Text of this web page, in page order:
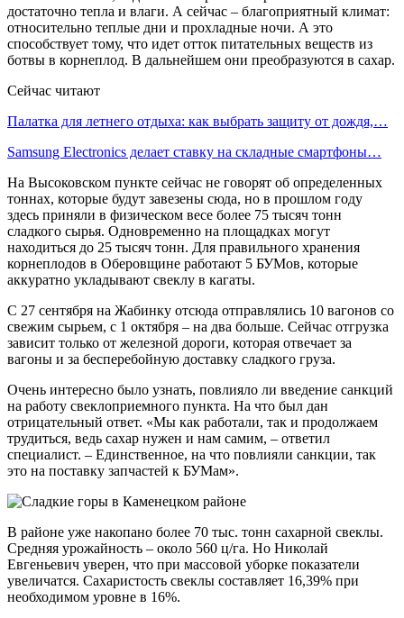
дос­таточно тепла и влаги. А сейчас – благоприятный климат:
относительно теплые дни и прохладные ночи. А это
способствует тому, что идет отток питательных веществ из
ботвы в корнеплод. В дальнейшем они преобразуются в сахар.
Сейчас читают
Палатка для летнего отдыха: как выбрать защиту от дождя,…
Samsung Electronics делает ставку на складные смартфоны…
На Высоковском пункте сейчас не говорят об определенных
тоннах, которые будут завезены сюда, но в прошлом году
здесь приняли в физическом весе более 75 тысяч тонн
сладкого сырья. Одновременно на площадках могут
находиться до 25 тысяч тонн. Для правильного хранения
корнеплодов в Оберовщине работают 5 БУМов, которые
аккуратно укладывают свеклу в кагаты.
С 27 сентября на Жабинку отсюда отправлялись 10 вагонов со
свежим сырьем, с 1 октября – на два больше. Сейчас отгрузка
зависит только от железной дороги, которая отвечает за
вагоны и за бесперебойную доставку сладкого груза.
Очень интересно было узнать, повлияло ли введение санкций
на работу свек­лоприемного пункта. На что был дан
отрицательный ответ. «Мы как работали, так и продолжаем
трудиться, ведь сахар нужен и нам самим, – ответил
специалист. – Единственное, на что повлияли санкции, так
это на поставку запчастей к БУМам».
В районе уже накопано более 70 тыс. тонн сахарной свеклы.
Средняя урожайность – около 560 ц/га. Но Николай
Евгеньевич уверен, что при массовой уборке показатели
увеличатся. Сахаристость свеклы сос­тавляет 16,39% при
необходимом уровне в 16%.